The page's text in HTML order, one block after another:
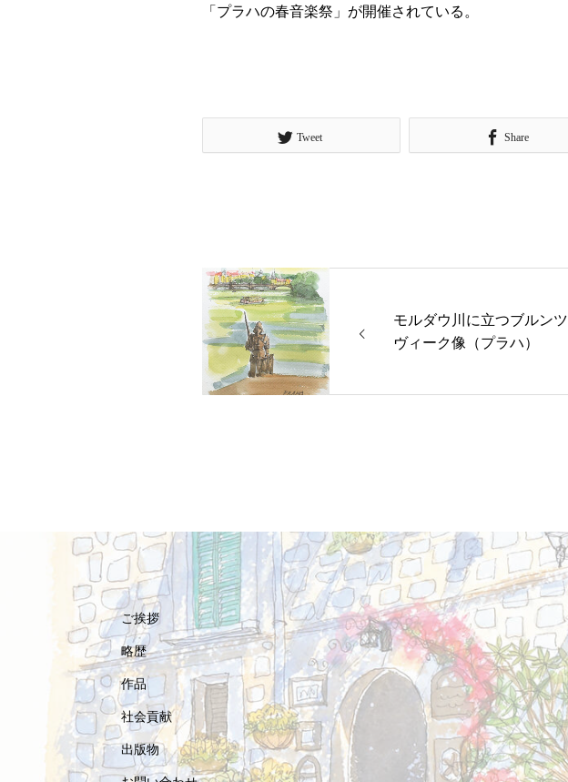
「プラハの春音楽祭」が開催されている。
Tweet Share
モルダウ川に立つブルンツ
ヴィーク像（プラハ）
ご挨拶
略歴
作品
社会貢献
出版物